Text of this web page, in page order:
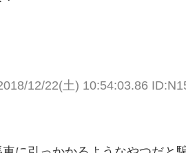
12/22(土) 10:54:03.86